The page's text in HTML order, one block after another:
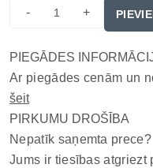
- +
PIEGĀDES
Ar piegādes cenām un
šeit
PIRKUMU DROŠĪBA
Nepatīk saņemta prece?
Jums ir tiesības atgriezt